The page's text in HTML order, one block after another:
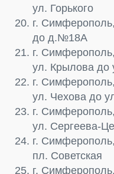
ул. Горького
г.
до д.№18А
г.
ул. Крылова до
г.
ул. Чехова до
г.
ул. Сергеева-
г.
пл. Советская
г.